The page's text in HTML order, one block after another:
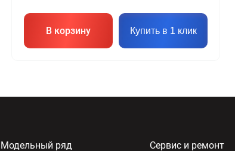
В корзину Купить в 1 клик
Модельный ряд Сервис и ремонт